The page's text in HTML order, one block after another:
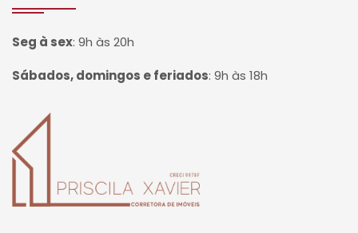
Seg à sex: 9h às 20h
Sábados, domingos e feriados: 9h às 18h
Página inicial